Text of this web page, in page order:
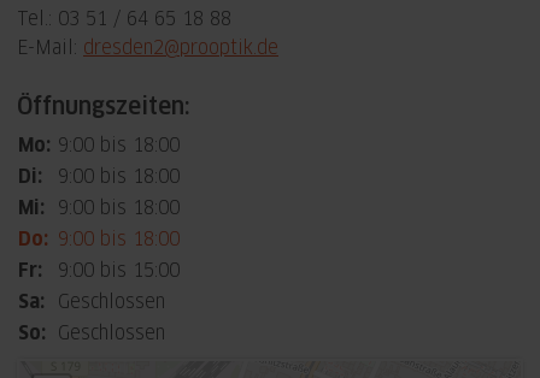
Tel.: 03 51 / 64 65 18 88
E-Mail: dresden2@prooptik.de
Öffnungszeiten:
Mo: 9:00 bis 18:00
Di:
9:00 bis 18:00
Mi:
9:00 bis 18:00
Do: 9:00 bis 18:00
Fr:
9:00 bis 15:00
Sa:
Geschlossen
So: Geschlossen